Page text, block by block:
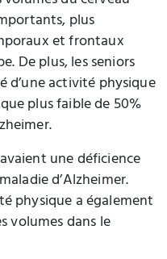
plus
et frontaux
De plus, les seniors
d’une activité physique
plus faible de 50%
une déficience
d’Alzheimer.
physique a également
volumes dans le